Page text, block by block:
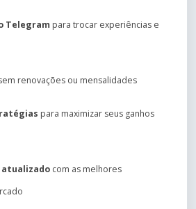
Telegram para trocar experiências e
renovações ou mensalidades
para maximizar seus ganhos
atualizado com as melhores